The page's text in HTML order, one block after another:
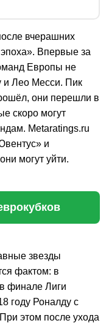
вчерашних
Впервые за
Европы не
и Лео Месси. Пик
они перешли в
скоро могут
Metaratings.ru
и
могут уйти.
звезды
фактом: в
в финале Лиги
году Роналду с
этом после ухода